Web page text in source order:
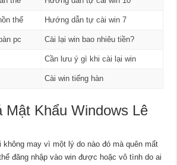
thể Hướng dẫn tự cài win 7
pc Cài lại win bao nhiêu tiền?
Cần lưu ý gì khi cài lại win
Cài win tiếng hàn
Mật Khẩu Windows Lê
không may vì một lý do nào đó mà quên mất
đăng nhập vào win được hoặc vô tình do ai